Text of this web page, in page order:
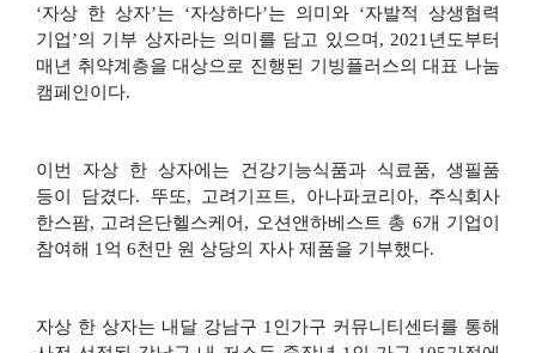
‘자상 한 상자’는 ‘자상하다’는 의미와 ‘자발적 상생협력
기업’의 기부 상자라는 의미를 담고 있으며 , 2021 년도부터
매년 취약계층을 대상으로 진행된 기빙플러스의 대표 나눔
캠페인이다.
이번 자상 한 상자에는 건강기능식품과 식료품, 생필품
등이 담겼다. 뚜또, 고려기프트, 아나파코리아, 주식회사
한스팜, 고려은단헬스케어 , 오션앤하베스트 총 6개 기업이
참여해 1 억 6천만 원 상당의 자사 제품을 기부했다.
자상 한 상자는 내달 강남구 1인가구 커뮤니티센터를 통해